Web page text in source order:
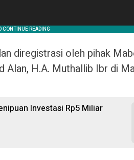
diregistrasi oleh pihak
Alan, H.A. Muthallib Ibr di
Investasi Rp5 Miliar